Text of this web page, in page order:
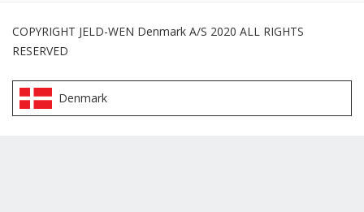
COPYRIGHT JELD-WEN Denmark A/S 2020 ALL RIGHTS
RESERVED
Denmark